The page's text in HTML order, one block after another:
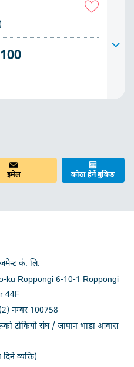
इमेल कोठा हेर्ने बुकिङ
कं. लि.
ku Roppongi 6-10-1 Roppongi
44F
नम्बर 100758
टोकियो संघ / जापान भाडा आवास
व्यक्ति)